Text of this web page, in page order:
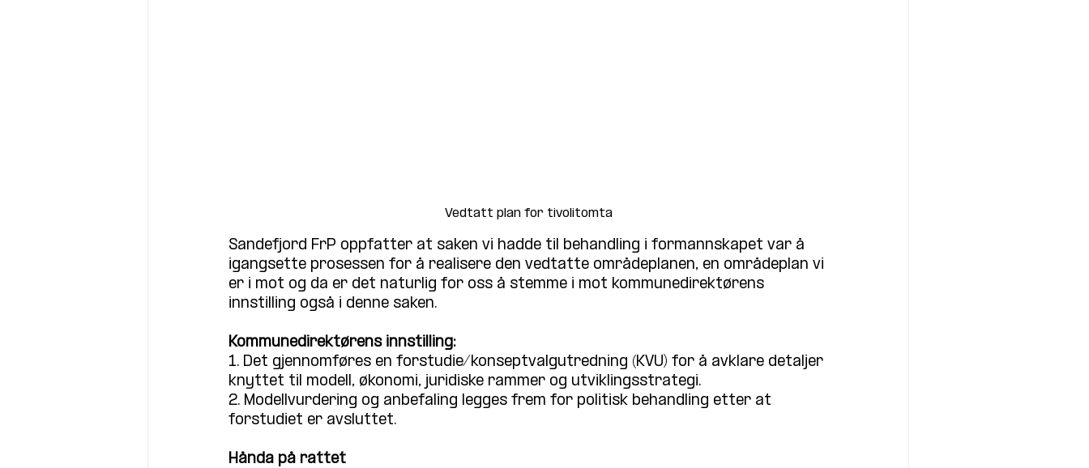
Vedtatt plan for tivolitomta
Sandefjord FrP oppfatter at saken vi hadde til behandling i formannskapet var å
igangsette prosessen for å realisere den vedtatte områdeplanen, en områdeplan vi
er i mot og da er det naturlig for oss å stemme i mot kommunedirektørens
innstilling også i denne saken.
Kommunedirektørens innstilling:
1. Det gjennomføres en forstudie/konseptvalgutredning (KVU) for å avklare detaljer
knyttet til modell, økonomi, juridiske rammer og utviklingsstrategi.
2. Modellvurdering og anbefaling legges frem for politisk behandling etter at
forstudiet er avsluttet.
Hånda på rattet